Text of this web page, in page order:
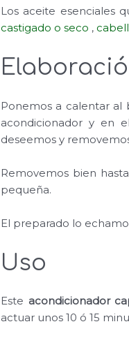
Los aceite esenciales
castigado o seco ,
Ponemos a calentar
acondicionador y en
deseemos y
Removemos bien
pequeña.
El preparado lo
Uso
Este acondicionador
actuar unos 10 ó 15